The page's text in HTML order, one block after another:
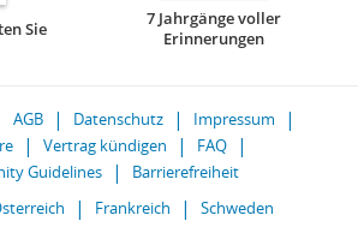
Sie
7 Jahrgänge voller
Erinnerungen
AGB Datenschutz
Impressum
Vertrag kündigen
FAQ
Guidelines
Barrierefreiheit
Frankreich Schweden